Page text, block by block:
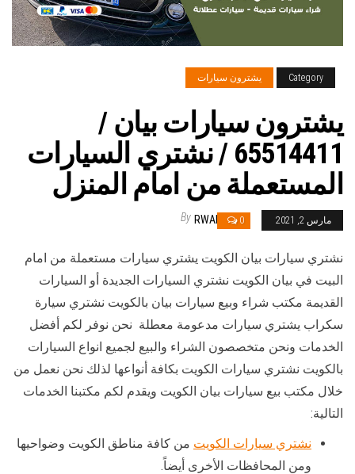
Category يشترون سيارات
يشترون سيارات بيان /
65514411 / نشتري السيارات
المستعملة من امام المنزل
مارس 2, 2021 0
By RWAN
نشتري سيارات بيان الكويت يشتري سيارات مستعملة من امام
البيت في بيان الكويت نشتري السيارات الجديدة أو السيارات
القديمة مكتب شراء وبيع سيارات بيان بالكويت نشتري سيارة
سكراب يشتري سيارات مدعومة معطلة نحن نوفر لكم أفضل
الخدمات ونحن متخصصون الشراء والبيع لجميع انواع السيارات
بالكويت نشتري سيارات الكويت بكافة أنواعها لذلك نحن نعمل من
خلال مكتب بيع سيارات بيان الكويت ويقدم لكم مكتبنا الخدمات
التالية:
نشتري سيارات الكويت من كافة مناطق الكويت وضواحيها
ومن المحافظات الأخرى أيضاً.